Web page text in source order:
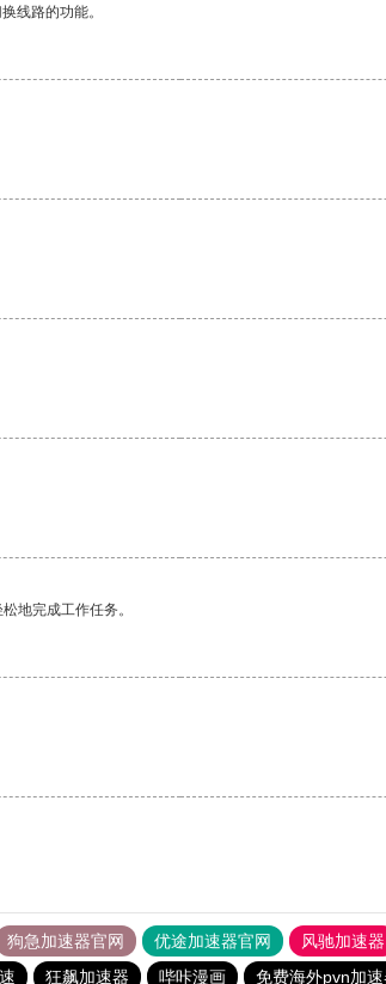
线路的功能。
地完成工作任务。
狗急加速器官网 优途加速器官网 风驰加速器
狂飙加速器 哔咔漫画 免费海外pvn加速